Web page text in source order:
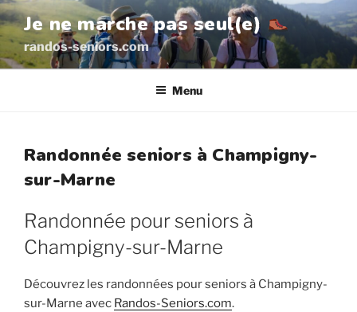
Aller
au
contenu
principal
Je ne marche pas seul(e)
randos-seniors.com
Menu
Randonnée seniors à Champigny-
sur-Marne
Randonnée pour seniors à
Champigny-sur-Marne
Découvrez les randonnées pour seniors à Champigny-
sur-Marne avec Randos-Seniors.com.